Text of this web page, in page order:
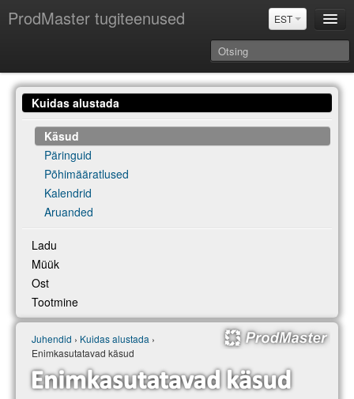
ProdMaster tugiteenused EST
Juhendid
Versiooniuuendused
Power BI & Merit Aktiva (EST)
Kuidas alustada
Käsud
Päringuid
Põhimääratlused
Kalendrid
Aruanded
Ladu
Müük
Ost
Tootmine
Juhendid › Kuidas alustada ›
Enimkasutatavad käsud